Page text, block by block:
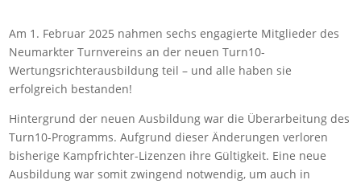
Am 1. Februar 2025 nahmen sechs engagierte Mitglieder des
Neumarkter Turnvereins an der neuen Turn10-
Wertungsrichterausbildung teil – und alle haben sie
erfolgreich bestanden!
Hintergrund der neuen Ausbildung war die Überarbeitung des
Turn10-Programms. Aufgrund dieser Änderungen verloren
bisherige Kampfrichter-Lizenzen ihre Gültigkeit. Eine neue
Ausbildung war somit zwingend notwendig, um auch in